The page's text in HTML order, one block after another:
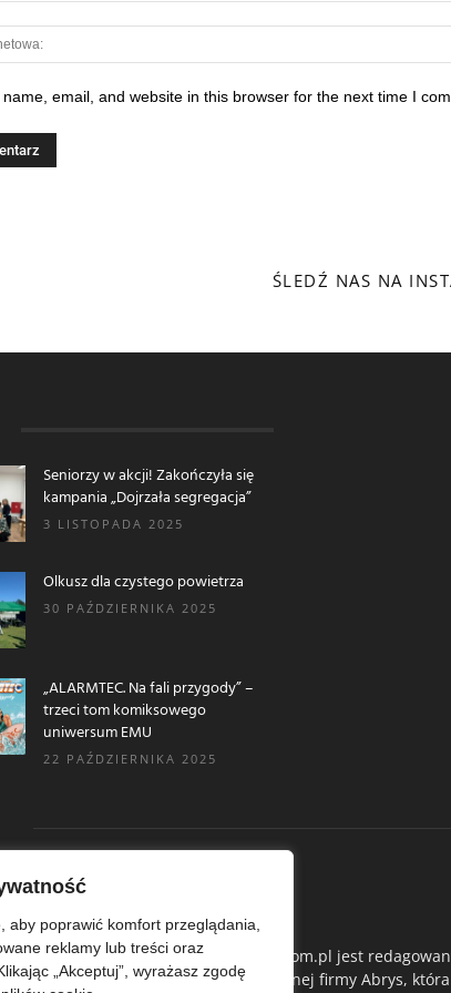
aby poprawić komfort przeglądania,
reklamy lub treści oraz
„Akceptuj”, wyrażasz zgodę
email, and website in this browser for the next time I
ŚLEDŹ NAS NA
Seniorzy w akcji! Zakończyła się
kampania „Dojrzała segregacja”
3 LISTOPADA 2025
Olkusz dla czystego powietrza
30 PAŹDZIERNIKA 2025
„ALARMTEC. Na fali przygody” –
trzeci tom komiksowego
uniwersum EMU
22 PAŹDZIERNIKA 2025
Ekoedu.com.pl jest
Ekologicznej firmy Abrys,